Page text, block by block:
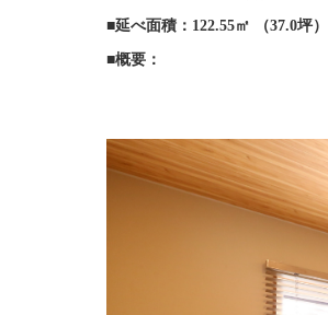
■延べ面積： 122.55㎡ （37.0坪）
■概要：